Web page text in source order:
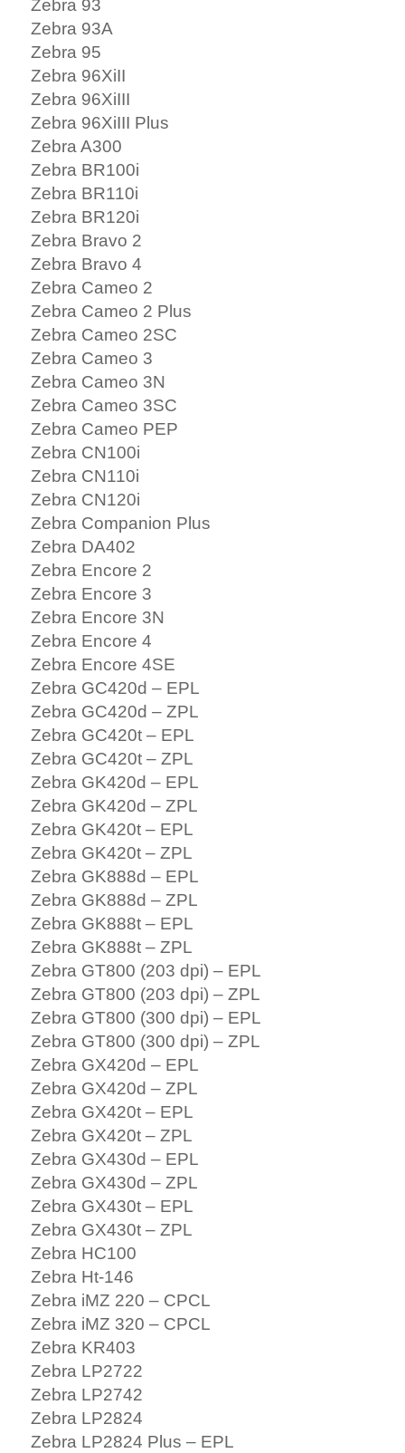
Zebra 93
Zebra 93A
Zebra 95
Zebra 96XiII
Zebra 96XiIII
Zebra 96XiIII Plus
Zebra A300
Zebra BR100i
Zebra BR110i
Zebra BR120i
Zebra Bravo 2
Zebra Bravo 4
Zebra Cameo 2
Zebra Cameo 2 Plus
Zebra Cameo 2SC
Zebra Cameo 3
Zebra Cameo 3N
Zebra Cameo 3SC
Zebra Cameo PEP
Zebra CN100i
Zebra CN110i
Zebra CN120i
Zebra Companion Plus
Zebra DA402
Zebra Encore 2
Zebra Encore 3
Zebra Encore 3N
Zebra Encore 4
Zebra Encore 4SE
Zebra GC420d – EPL
Zebra GC420d – ZPL
Zebra GC420t – EPL
Zebra GC420t – ZPL
Zebra GK420d – EPL
Zebra GK420d – ZPL
Zebra GK420t – EPL
Zebra GK420t – ZPL
Zebra GK888d – EPL
Zebra GK888d – ZPL
Zebra GK888t – EPL
Zebra GK888t – ZPL
Zebra GT800 (203 dpi) – EPL
Zebra GT800 (203 dpi) – ZPL
Zebra GT800 (300 dpi) – EPL
Zebra GT800 (300 dpi) – ZPL
Zebra GX420d – EPL
Zebra GX420d – ZPL
Zebra GX420t – EPL
Zebra GX420t – ZPL
Zebra GX430d – EPL
Zebra GX430d – ZPL
Zebra GX430t – EPL
Zebra GX430t – ZPL
Zebra HC100
Zebra Ht-146
Zebra iMZ 220 – CPCL
Zebra iMZ 320 – CPCL
Zebra KR403
Zebra LP2722
Zebra LP2742
Zebra LP2824
Zebra LP2824 Plus – EPL